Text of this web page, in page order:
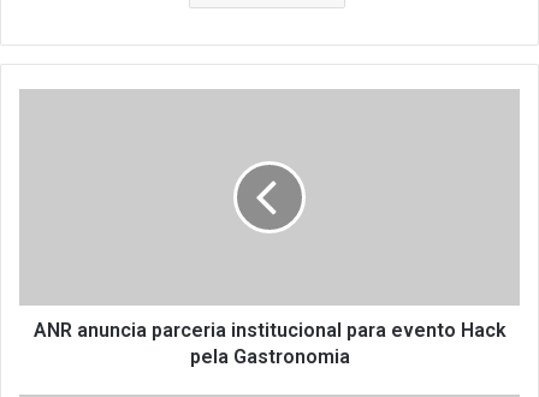
i
ANR anuncia parceria institucional para evento Hack
pela Gastronomia